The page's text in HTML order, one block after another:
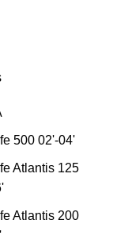
500 02'-04'
Atlantis 125
Atlantis 200